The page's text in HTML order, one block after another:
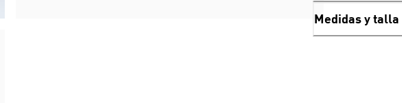
Medidas y talla